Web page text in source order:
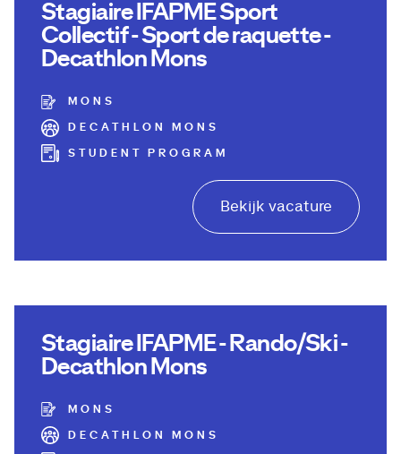
Stagiaire IFAPME Sport
Collectif - Sport de raquette -
Decathlon Mons
MONS
DECATHLON MONS
STUDENT PROGRAM
Bekijk vacature
Stagiaire IFAPME - Rando/Ski -
Decathlon Mons
MONS
DECATHLON MONS